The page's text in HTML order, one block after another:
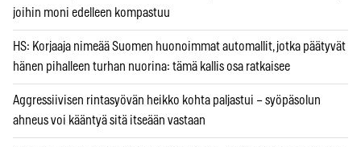
joihin moni edelleen kompastuu
HS: Korjaaja nimeää Suomen huonoimmat automallit, jotka päätyvät
hänen pihalleen turhan nuorina: tämä kallis osa ratkaisee
Aggressiivisen rintasyövän heikko kohta paljastui – syöpäsolun
ahneus voi kääntyä sitä itseään vastaan